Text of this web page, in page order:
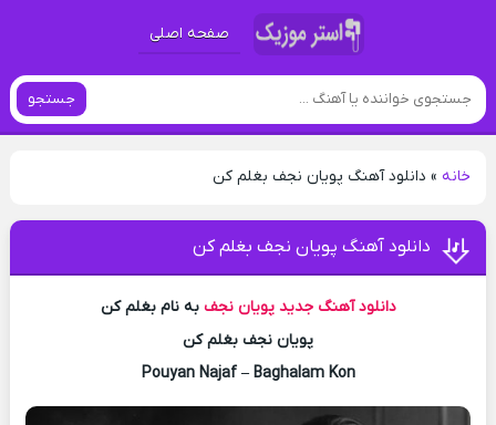
صفحه اصلی
جستجو
خانه» دانلود آهنگ پویان نجف بغلم کن
دانلود آهنگ پویان نجف بغلم کن
دانلود آهنگ جدید پویان نجف به نام بغلم کن
پویان نجف بغلم کن
Pouyan Najaf – Baghalam Kon